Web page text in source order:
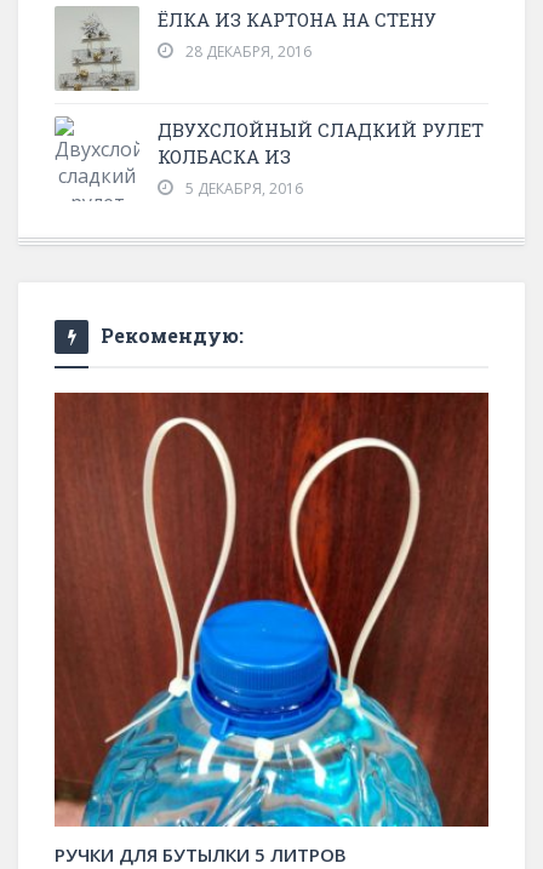
ЁЛКА ИЗ КАРТОНА НА СТЕНУ
28 ДЕКАБРЯ, 2016
ДВУХСЛОЙНЫЙ СЛАДКИЙ РУЛЕТ
КОЛБАСКА ИЗ
5 ДЕКАБРЯ, 2016
Рекомендую:
РУЧКИ ДЛЯ БУТЫЛКИ 5 ЛИТРОВ